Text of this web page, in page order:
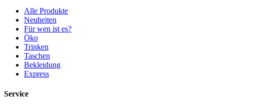
Alle Produkte
Neuheiten
Für wen ist es?
Öko
Trinken
Taschen
Bekleidung
Express
Service